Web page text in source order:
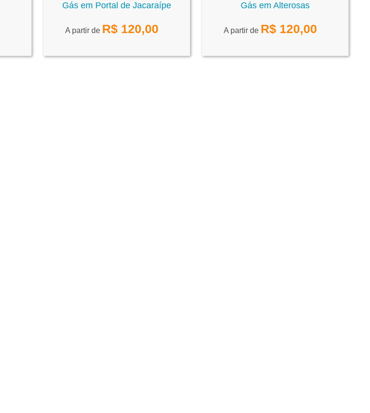
Gás em Portal de Jacaraípe
A partir de R$ 120,00
Gás em Alterosas
A partir de R$ 120,00